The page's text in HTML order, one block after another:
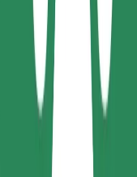
For flådeejere
For
Bolt for
Andet
Vilkår og